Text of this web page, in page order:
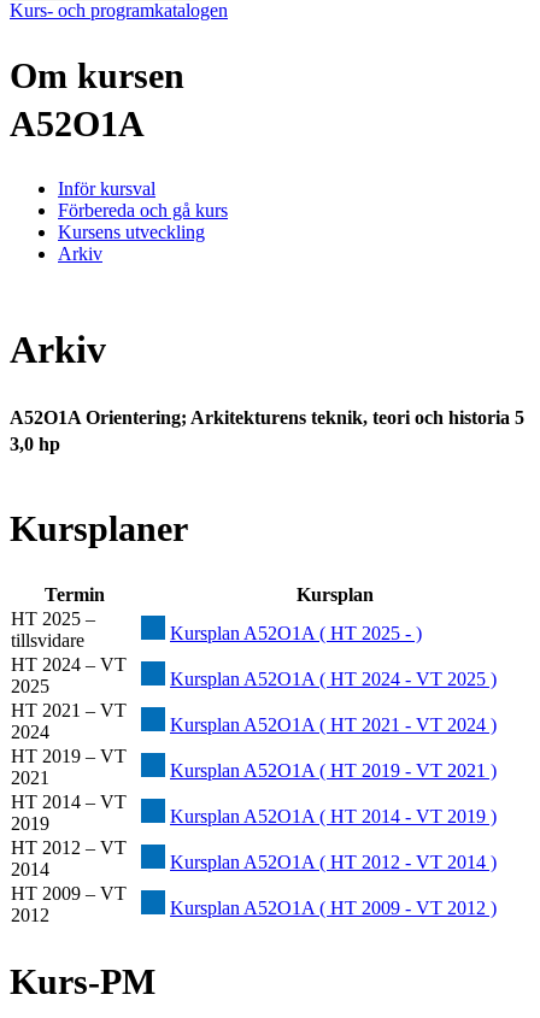
Kurs- och programkatalogen
Om kursen
A52O1A
Inför kursval
Förbereda och gå kurs
Kursens utveckling
Arkiv
Arkiv
A52O1A Orientering; Arkitekturens teknik, teori och historia 5
3,0 hp
Kursplaner
Termin
Kursplan
HT 2025 –
tillsvidare
Kursplan A52O1A ( HT 2025 - )
HT 2024 – VT
2025
Kursplan A52O1A ( HT 2024 - VT 2025 )
HT 2021 – VT
2024
Kursplan A52O1A ( HT 2021 - VT 2024 )
HT 2019 – VT
2021
Kursplan A52O1A ( HT 2019 - VT 2021 )
HT 2014 – VT
2019
Kursplan A52O1A ( HT 2014 - VT 2019 )
HT 2012 – VT
2014
Kursplan A52O1A ( HT 2012 - VT 2014 )
HT 2009 – VT
2012
Kursplan A52O1A ( HT 2009 - VT 2012 )
Kurs-PM